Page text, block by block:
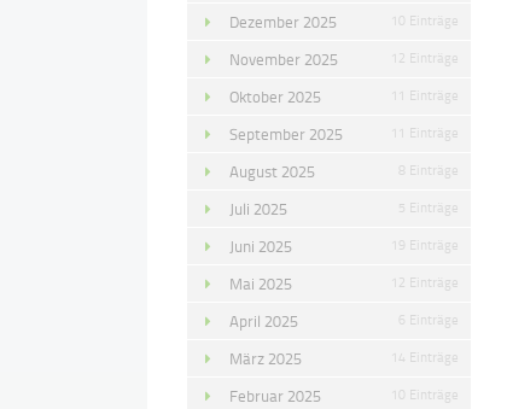
Dezember 2025 10 Einträge
November 2025 12 Einträge
Oktober 2025 11 Einträge
September 2025 11 Einträge
August 2025 8 Einträge
Juli 2025 5 Einträge
Juni 2025 19 Einträge
Mai 2025 12 Einträge
April 2025 6 Einträge
März 2025 14 Einträge
Februar 2025 10 Einträge